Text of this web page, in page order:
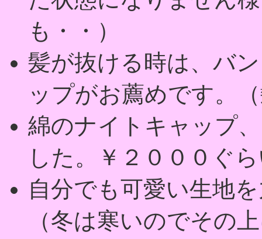
も・・）
髪が抜ける時は、バ
ップがお薦めです。
綿のナイトキャップ
した。￥２０００ぐ
自分でも可愛い生地
（冬は寒いのでその